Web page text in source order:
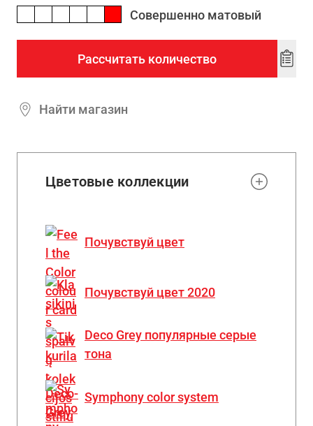
Совершенно матовый
Рассчитать количество
Add
Найти магазин
Цветовые коллекции
Почувствуй цвет
Почувствуй цвет 2020
Deco Grey популярные серые
тона
Symphony color system